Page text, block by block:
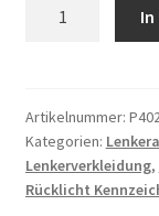
Artikelnummer:
Kategorien:
Lenkerverkleidung,
Rücklicht